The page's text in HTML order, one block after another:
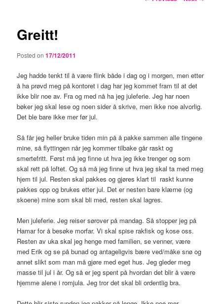
Greitt!
Posted on17/12/2011
Jeg hadde tenkt til å være flink både i dag og i morgen, men etter
å ha prøvd meg på kontoret i dag har jeg kommet fram til at det
ikke blir noe av. Fra og med nå ha jeg juleferie. Jeg har noen
bøker jeg skal lese og noen sider å skrive, men ikke noe alvorlig.
Det ble bare ikke mer før jul.
Så får jeg heller bruke tiden min på å pakke sammen alle tingene
mine, så flyttingen når jeg kommer tilbake går raskt og
smertefritt. Først må jeg finne ut hva jeg ikke trenger og som
skal rett på loftet. Og så må jeg finne ut hva jeg skal ta med meg
hjem til jul. Resten skal pakkes og gjøres klart til raskt kunne
pakkes opp og brukes etter jul. Det er nesten bare klærne (og
skoene) mine som skal bli med, resten skal lagres.
Men juleferie. Jeg reiser sørover på mandag. Så stopper jeg på
Hamar for å besøke morfar. Vi skal spise rakfisk og kose oss.
Resten av uka skal jeg henge med familien, se venner, være
med Erik og se på bunad og antageligvis bære ved/måke snø og
annet slikt som man må gjøre med eget hus. Jeg gleder meg
masse til jul i år. Og så er jeg spent på hvordan det blir å være
hjemme alene i romjula. Jeg tror det skal bli ordentlig bra.